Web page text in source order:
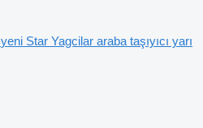
yeni Star Yagcilar araba taşıyıcı yarı